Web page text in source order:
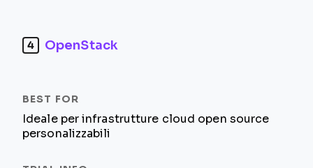
4 OpenStack
Ideale per infrastrutture cloud open source
personalizzabili